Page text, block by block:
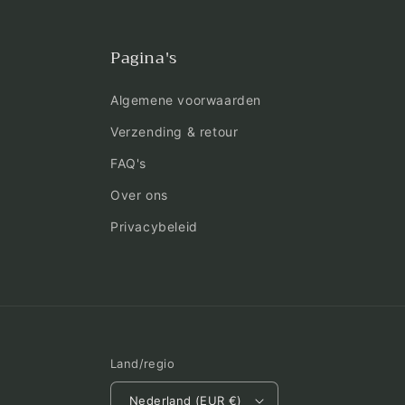
Pagina's
Algemene voorwaarden
Verzending & retour
FAQ's
Over ons
Privacybeleid
Land/regio
Nederland (EUR €)